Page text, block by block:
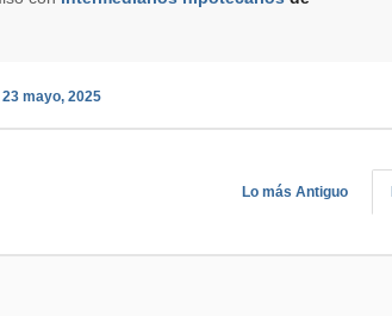
23 mayo, 2025
Lo más Antiguo